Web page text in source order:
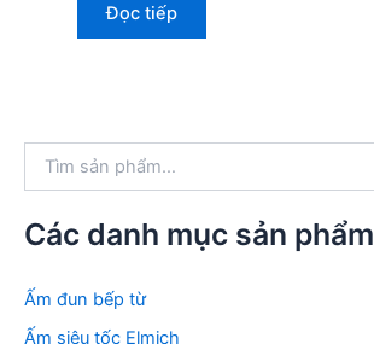
Đọc tiếp
k
m
Các danh mục sản phẩm
Ấm đun bếp từ
Ấm siêu tốc Elmich